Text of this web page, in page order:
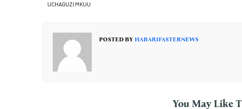
UCHAGUZI MKUU
POSTED BY HABARIFASTERNEWS
You May Like